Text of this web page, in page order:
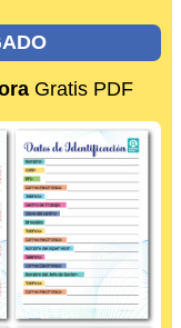
Gratis PDF